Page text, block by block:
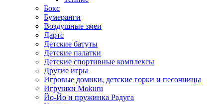
Бокс
Бумеранги
Воздушные змеи
Дартс
Детские батуты
Детские палатки
Детские спортивные комплексы
Другие игры
Игровые домики, детские горки и песочницы
Игрушки Mokuru
Йо-Йо и пружинка Радуга